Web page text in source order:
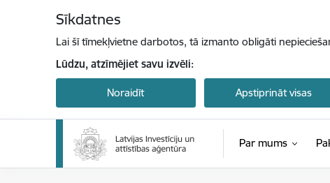
Sīkdatnes
Lai šī tīmekļvietne darbotos, tā izmanto obligāti
Lūdzu, atzīmējiet savu izvēli:
Noraidīt Apstiprināt visas
Par mums